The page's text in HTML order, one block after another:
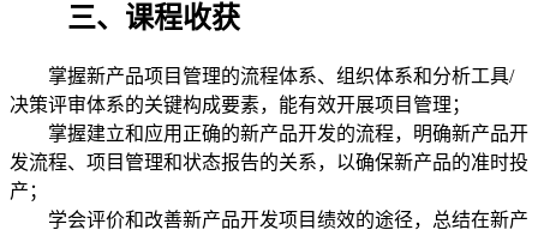
三、课程收获
掌握新产品项目管理的流程体系、组织体系和分析工具/
决策评审体系的关键构成要素，能有效开展项目管理；
掌握建立和应用正确的新产品开发的流程，明确新产品开
发流程、项目管理和状态报告的关系，以确保新产品的准时投
产；
学会评价和改善新产品开发项目绩效的途径，总结在新产